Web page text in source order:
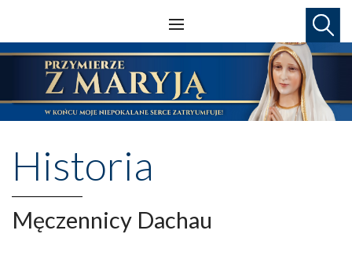
Historia
Męczennicy Dachau